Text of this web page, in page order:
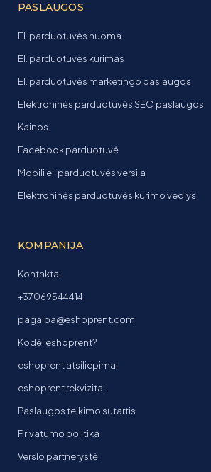
PASLAUGOS
El. parduotuvės nuoma
El. parduotuvės kūrimas
El. parduotuvės marketingo paslaugos
Elektroninės parduotuvės SEO paslaugos
Kainos
Facebook parduotuvė
Mobili el. parduotuvės versija
Elektroninės parduotuvės kūrimo vedlys
KOMPANIJA
Kontaktai
+37069544414
pagalba@eshoprent.com
Kodėl eshoprent?
eshoprent atsiliepimai
eshoprent rekvizitai
Paslaugos teikimo sutartis
Privatumo politika
Verslo partnerystė